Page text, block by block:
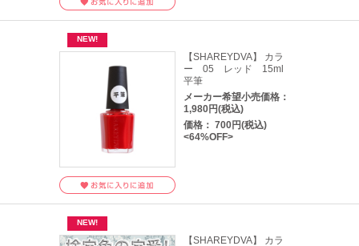
【SHAREYDVA】 カラ
ー 05 レッド 15ml
平筆
メーカー希望小売価格：
1,980円(税込)
価格： 700円(税込)
<64%OFF>
【SHAREYDVA】 カラ